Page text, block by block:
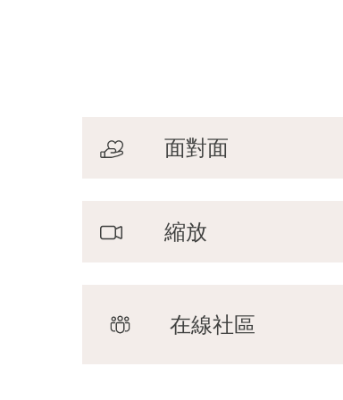
面對面
縮放
在線社區